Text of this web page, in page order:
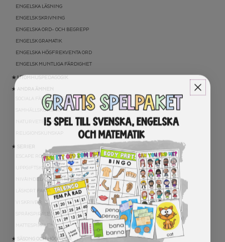
ENGELSKA LÄSNING
ENGELSK SKRIVNING
ENGELSKA ORD- OCH BEGREPP
ENGELSK GRAMATIK
ENGELSKA HÖGFREKVENTA ORD
ENGELSK MUNTLIGA FÄRDIGHET
★ UTOMHUSPEDAGOGIK
★ ANDRA ÄMNEN
SOCIALA FÄRDIGHETER
SAMHÄLLSKUNSKAP
NATURVETENSKAP
★ SERIER
ESCAPE ROOMS
UPPGIFTSKORT SVENSKA
NIVÅINDELADE LÄSTEXTER
LÄSKORT FAKTA
VI SKRIVER
SPRÅKSPIRALEN
MATTESPIRALEN
★ SÄSONG OCH HÖGTIDER